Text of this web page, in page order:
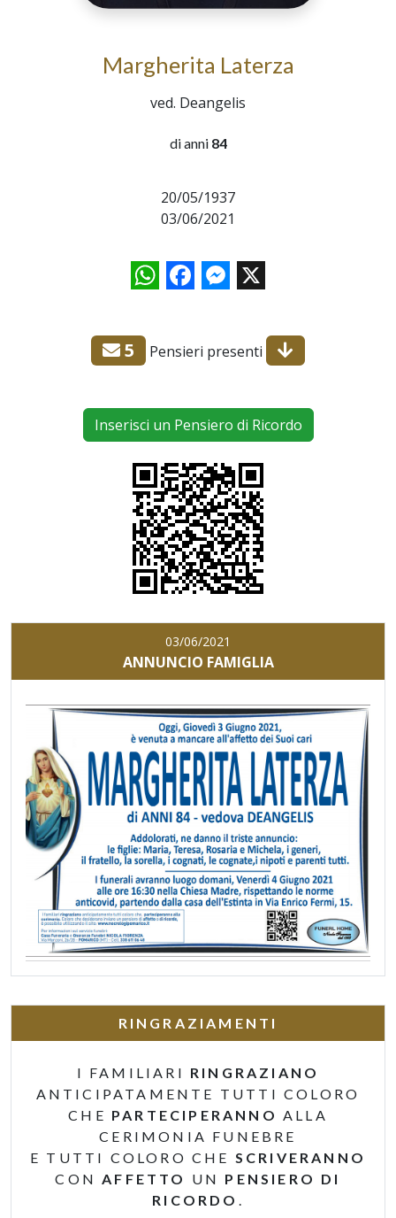
Margherita Laterza
ved. Deangelis
di anni 84
20/05/1937
03/06/2021
WhatsAppFacebookMessenger
X
5 Pensieri presenti
Inserisci un Pensiero di Ricordo
03/06/2021
ANNUNCIO FAMIGLIA
RINGRAZIAMENTI
I FAMILIARI RINGRAZIANO
ANTICIPATAMENTE TUTTI COLORO
CHE PARTECIPERANNO ALLA
CERIMONIA FUNEBRE
E TUTTI COLORO CHE SCRIVERANNO
CON AFFETTO UN PENSIERO DI
RICORDO